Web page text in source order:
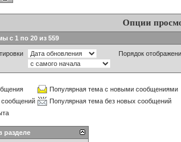
Опции
с 1 по 20 из 559
Порядок
Популярная тема с новыми сообщениями
Популярная тема без новых сообщений
разделе